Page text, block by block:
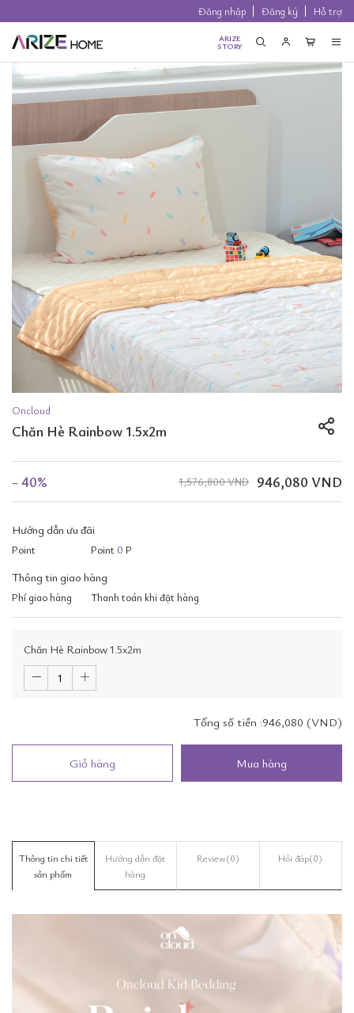
Đăng nhập Đăng ký Hỗ trợ
ARIZE
STORY
Oncloud
Chăn Hè Rainbow 1.5x2m
- 40% 946,080 VND
1,576,800 VND
Hướng dẫn ưu đãi
Point Point 0 P
Thông tin giao hàng
Phí giao hàng Thanh toán khi đặt hàng
Chăn Hè Rainbow 1.5x2m
Tổng số tiền :946,080 (VND)
Giỏ hàng Mua hàng
Thông tin chi tiết
sản phẩm
Hướng dẫn đặt
hàng
Review(0) Hỏi đáp(0)